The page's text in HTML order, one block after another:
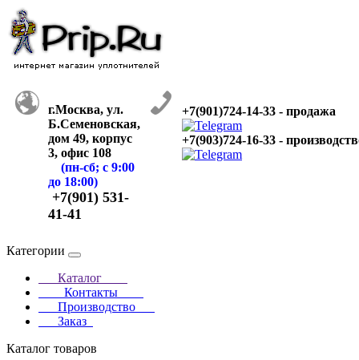
г.Москва, ул.
Б.Семеновская,
дом 49, корпус
3, офис 108
(пн-сб; с 9:00
до 18:00)
+7(901) 531-
41-41
+7(901)724-14-33 - продажа
+7(903)724-16-33 -
Категории
Каталог
Контакты
Производство
Заказ
Каталог товаров